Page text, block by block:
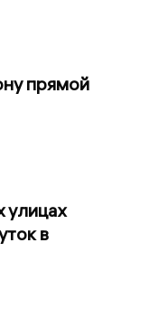
прямой
улицах
в